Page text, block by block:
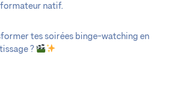
natif.
tes soirées binge-watching en
?